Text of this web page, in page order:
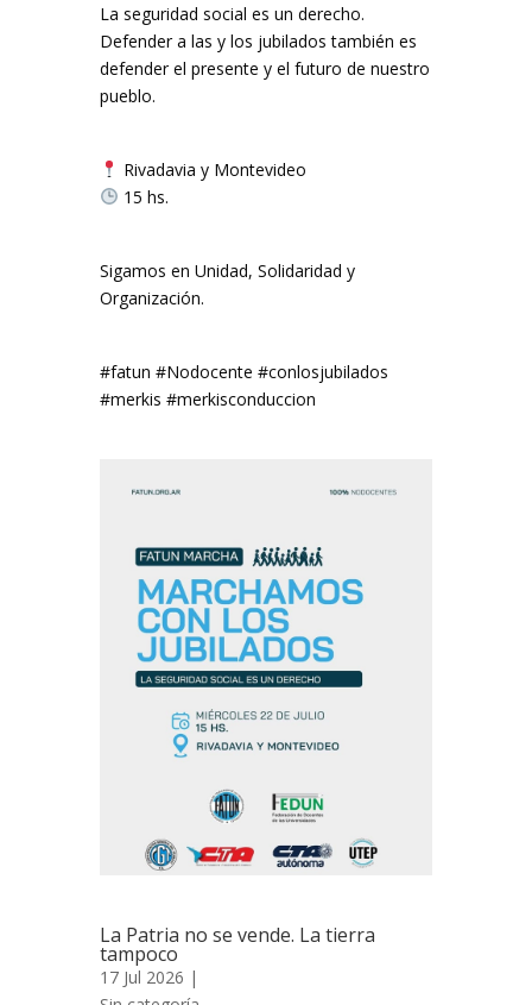
La seguridad social es un derecho.
Defender a las y los jubilados también es
defender el presente y el futuro de nuestro
pueblo.
Rivadavia y Montevideo
15 hs.
Sigamos en Unidad, Solidaridad y
Organización.
#fatun #Nodocente #conlosjubilados
#merkis #merkisconduccion
La Patria no se vende. La tierra
tampoco
17 Jul 2026 |